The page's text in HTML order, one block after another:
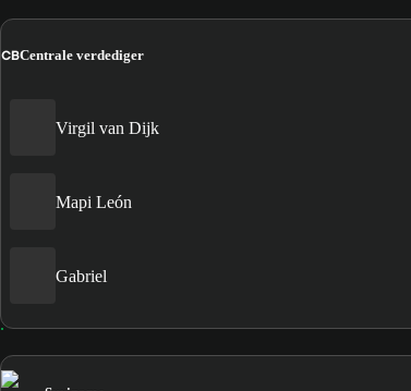
CBCentrale verdediger
Virgil van Dijk
Mapi León
Gabriel